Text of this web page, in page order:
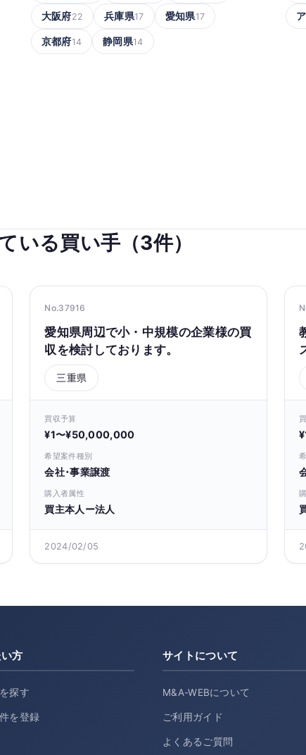
大阪府22 兵庫県17 愛知県17
京都府14 静岡県14
いる買い手（3件）
No.37916
愛知県周辺で小・中規模の企業様の買
収を検討しております。
三重県
買収予算
¥1〜¥50,000,000
希望案件種別
会社･事業譲渡
購入者属性
買主本人ー法人
2024/02/05
方
探す
を登録
サイトについて
M&A-WEBについて
ご利用ガイド
よくあるご質問